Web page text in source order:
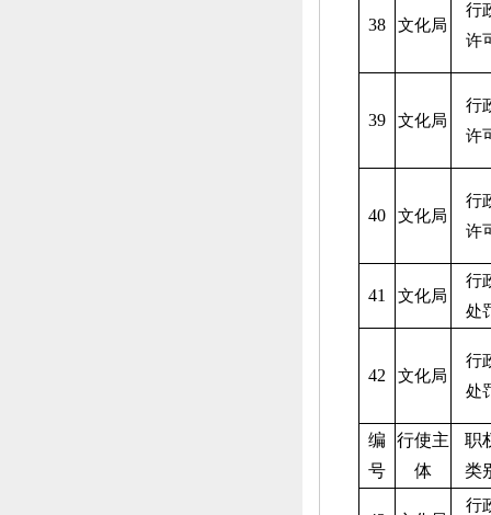
38 文化局
行
许
39 文化局
行
许
40 文化局
行
许
41 文化局
行
处
42 文化局
行
处
编
号
行使主
体
职
类
行